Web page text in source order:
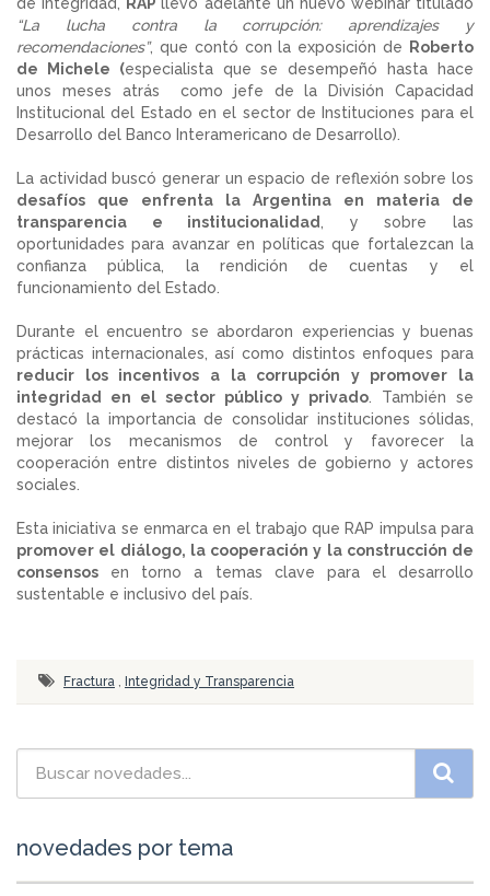
“La lucha contra la corrupción: aprendizajes y
recomendaciones”, que contó con la exposición de Roberto
de Michele (especialista que se desempeñó hasta hace
unos meses atrás como jefe de la División Capacidad
Institucional del Estado en el sector de Instituciones para el
Desarrollo del Banco Interamericano de Desarrollo).
La actividad buscó generar un espacio de reflexión sobre los
desafíos que enfrenta la Argentina en materia de
transparencia e institucionalidad , y sobre las
oportunidades para avanzar en políticas que fortalezcan la
confianza pública, la rendición de cuentas y el
funcionamiento del Estado.
Durante el encuentro se abordaron experiencias y buenas
prácticas internacionales, así como distintos enfoques para
reducir los incentivos a la corrupción y promover la
integridad en el sector público y privado . También se
destacó la importancia de consolidar instituciones sólidas,
mejorar los mecanismos de control y favorecer la
cooperación entre distintos niveles de gobierno y actores
sociales.
Esta iniciativa se enmarca en el trabajo que RAP impulsa para
promover el diálogo, la cooperación y la construcción de
consensos en torno a temas clave para el desarrollo
sustentable e inclusivo del país.
Fractura Integridad y Transparencia
novedades por tema